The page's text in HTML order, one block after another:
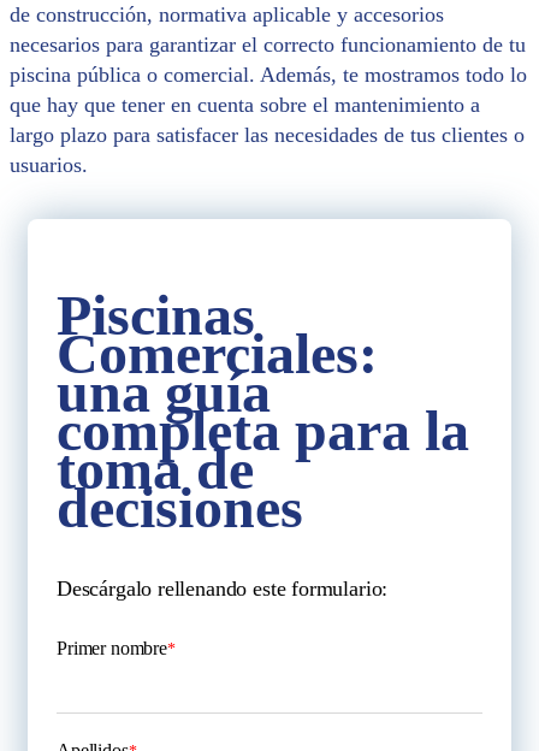
de construcción, normativa aplicable y accesorios
necesarios para garantizar el correcto funcionamiento de tu
piscina pública o comercial. Además, te mostramos todo lo
que hay que tener en cuenta sobre el mantenimiento a
largo plazo para satisfacer las necesidades de tus clientes o
usuarios.
Piscinas
Comerciales:
una guía
completa para la
toma de
decisiones
Descárgalo rellenando este formulario:
Primer nombre*